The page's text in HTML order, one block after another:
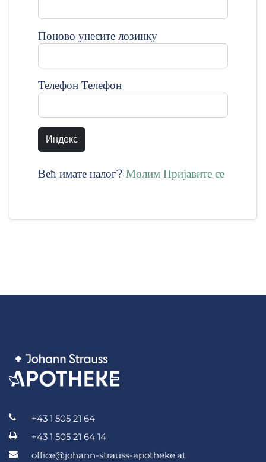
Поново унесите лозинку
Телефон Телефон
Индекс
Већ имате налог? Молим Пријавите се
+43 1 505 21 64
+43 1 505 21 64 14
office@johann-strauss-apotheke.at